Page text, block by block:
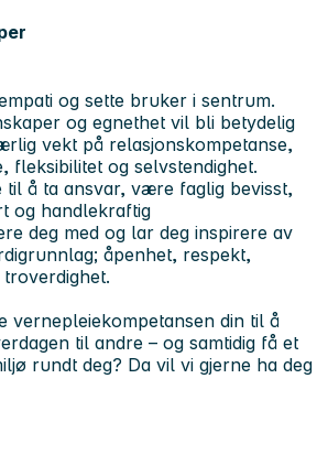
og sette bruker i sentrum.
og egnethet vil bli betydelig
vekt på relasjonskompetanse,
fleksibilitet og selvstendighet.
til å ta ansvar, være faglig bevisst,
og handlekraftig
deg med og lar deg inspirere av
åpenhet, respekt,
vernepleiekompetansen din til å
til andre – og samtidig få et
rundt deg? Da vil vi gjerne ha deg